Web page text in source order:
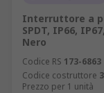
Interruttore a
SPDT, IP66,
Nero
Codice RS 173-6863
Codice costruttore
Prezzo per 1 unità